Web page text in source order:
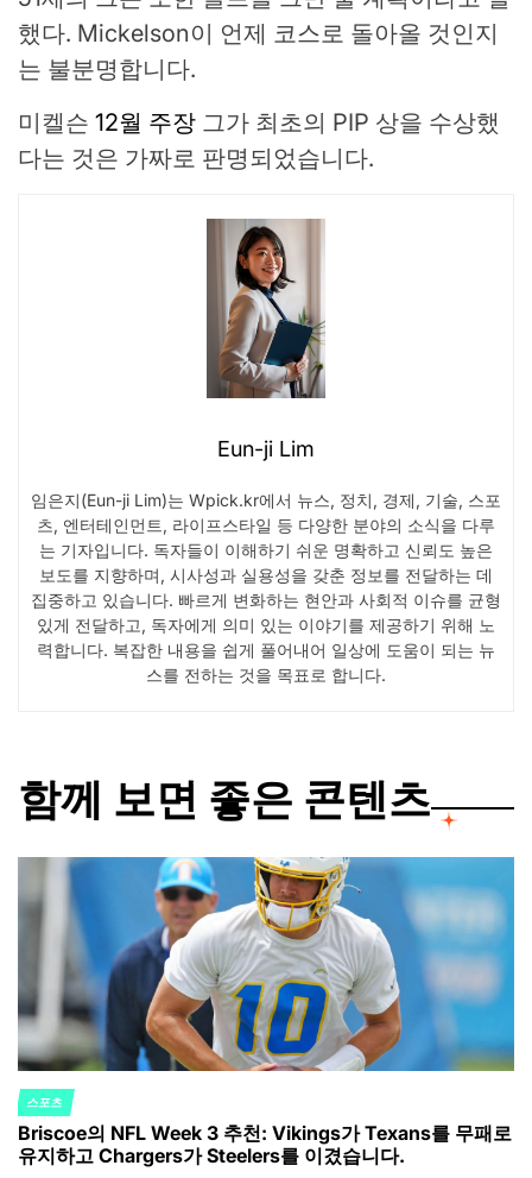
했다. Mickelson이 언제 코스로 돌아올 것인지
는 불분명합니다.
미켈슨 12월 주장 그가 최초의 PIP 상을 수상했
다는 것은 가짜로 판명되었습니다.
Eun-ji Lim
임은지(Eun-ji Lim)는 Wpick.kr에서 뉴스, 정치, 경제, 기술, 스포
츠, 엔터테인먼트, 라이프스타일 등 다양한 분야의 소식을 다루
는 기자입니다. 독자들이 이해하기 쉬운 명확하고 신뢰도 높은
보도를 지향하며, 시사성과 실용성을 갖춘 정보를 전달하는 데
집중하고 있습니다. 빠르게 변화하는 현안과 사회적 이슈를 균형
있게 전달하고, 독자에게 의미 있는 이야기를 제공하기 위해 노
력합니다. 복잡한 내용을 쉽게 풀어내어 일상에 도움이 되는 뉴
스를 전하는 것을 목표로 합니다.
함께 보면 좋은 콘텐츠
POSTED
IN
스포츠
Briscoe의 NFL Week 3 추천: Vikings가 Texans를 무패로
유지하고 Chargers가 Steelers를 이겼습니다.